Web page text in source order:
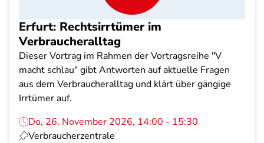
Erfurt: Rechtsirrtümer im
Verbraucheralltag
Dieser Vortrag im Rahmen der Vortragsreihe "V
macht schlau" gibt Antworten auf aktuelle Fragen
aus dem Verbraucheralltag und klärt über gängige
Irrtümer auf.
Do, 26. November 2026, 14:00 - 15:30
Verbraucherzentrale